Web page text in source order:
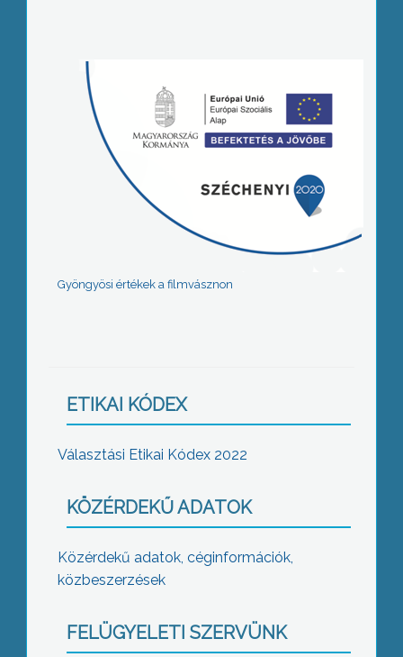
Gyöngyösi értékek a filmvásznon
ETIKAI KÓDEX
Választási Etikai Kódex 2022
KÖZÉRDEKŰ ADATOK
Közérdekű adatok, céginformációk,
közbeszerzések
FELÜGYELETI SZERVÜNK